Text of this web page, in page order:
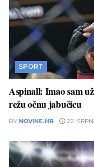
SPORT
Aspinall: Imao sam
režu očnu jabučicu
BY NOVINE.HR 22.